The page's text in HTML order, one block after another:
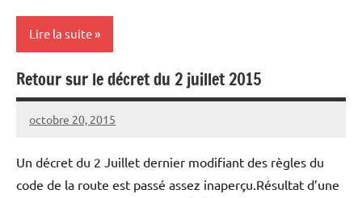
Lire la suite
Aménagements
cyclables
Retour sur le décret du 2 juillet 2015
octobre 20, 2015
Vélocité
Aucun
Un décret du 2 Juillet dernier modifiant des règles du
code de la route est passé assez inaperçu.Résultat d’une